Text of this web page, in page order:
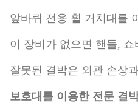
앞바퀴 전용 휠 거치대를
이 장비가 없으면 핸들,
잘못된 결박은 외관 손상
보호대를 이용한 전문 결